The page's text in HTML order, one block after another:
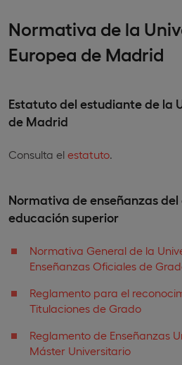
Normativa de la
Europea de Madrid
Estatuto del estudiante de la
de Madrid
Consulta el estatuto.
Normativa de enseñanzas
educación superior
Normativa General de la
Enseñanzas Oficiales de
Reglamento para el
Titulaciones de Grado
Reglamento de Enseñanzas
Máster Universitario